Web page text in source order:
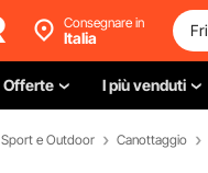
Consegnare in
Italia
Offerte I più venduti
Sport e Outdoor Canottaggio